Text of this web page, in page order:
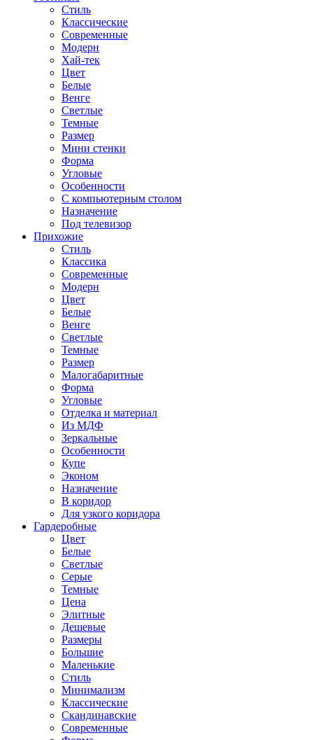
Стиль
Классические
Современные
Модерн
Хай-тек
Цвет
Белые
Венге
Светлые
Темные
Размер
Мини стенки
Форма
Угловые
Особенности
С компьютерным столом
Назначение
Под телевизор
Прихожие
Стиль
Классика
Современные
Модерн
Цвет
Белые
Венге
Светлые
Темные
Размер
Малогабаритные
Форма
Угловые
Отделка и материал
Из МДФ
Зеркальные
Особенности
Купе
Эконом
Назначение
В коридор
Для узкого коридора
Гардеробные
Цвет
Белые
Светлые
Серые
Темные
Цена
Элитные
Дешевые
Размеры
Большие
Маленькие
Стиль
Минимализм
Классические
Скандинавские
Современные